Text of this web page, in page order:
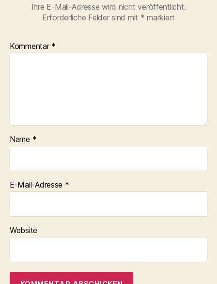
Ihre E-Mail-Adresse wird nicht veröffentlicht.
Erforderliche Felder sind mit * markiert
Kommentar *
Name *
E-Mail-Adresse *
Website